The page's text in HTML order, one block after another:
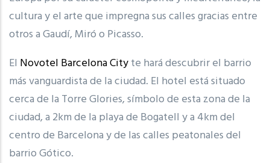
cultura y el arte que impregna sus calles gracias entre
otros a Gaudí, Miró o Picasso.
El Novotel Barcelona Cityte hará descubrir el barrio
más vanguardista de la ciudad. El hotel está situado
cerca de la Torre Glories, símbolo de esta zona de la
ciudad, a 2km de la playa de Bogatell y a 4km del
centro de Barcelona y de las calles peatonales del
barrio Gótico.